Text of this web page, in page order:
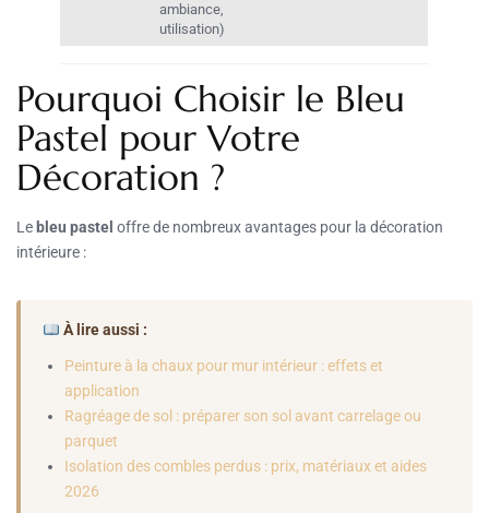
ambiance,
utilisation)
Pourquoi Choisir le Bleu
Pastel pour Votre
Décoration ?
Le bleu pastel offre de nombreux avantages pour la décoration
intérieure :
À lire aussi :
Peinture à la chaux pour mur intérieur : effets et
application
Ragréage de sol : préparer son sol avant carrelage ou
parquet
Isolation des combles perdus : prix, matériaux et aides
2026